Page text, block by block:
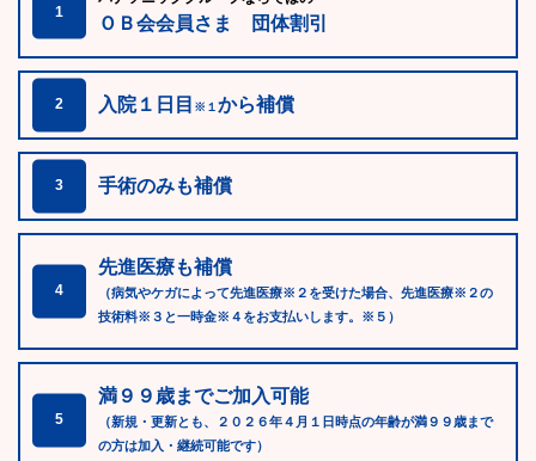
1
ＯＢ会会員さま 団体割引
2 入院１日目 ※１ から補償
3 手術のみも補償
4
先進医療も補償
（病気やケガによって先進医療※２を受けた場合、先進医療※２の
技術料※３と一時金※４をお支払いします。※５）
5
満９９歳までご加入可能
（新規・更新とも、２０２６年４月１日時点の年齢が満９９歳まで
の方は加入・継続可能です）